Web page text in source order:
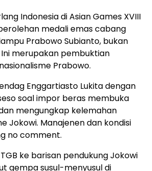
Indonesia di Asian Games XVIII
medali emas cabang
Prabowo Subianto, bukan
merupakan pembuktian
Prabowo.
Enggartiasto Lukita dengan
soal impor beras membuka
mengungkap kelemahan
Jokowi. Manajenen dan kondisi
no comment.
ke barisan pendukung Jokowi
gempa susul-menyusul di